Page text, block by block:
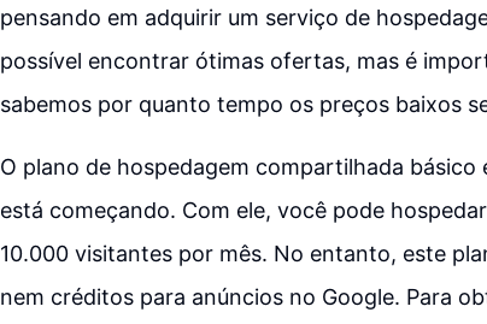
pensando em adquirir um serviço de
possível encontrar ótimas ofertas, mas é
sabemos por quanto tempo os preços baixos
O plano de hospedagem compartilhada básico
está começando. Com ele, você pode
10.000 visitantes por mês. No entanto, este
nem créditos para anúncios no Google. Para